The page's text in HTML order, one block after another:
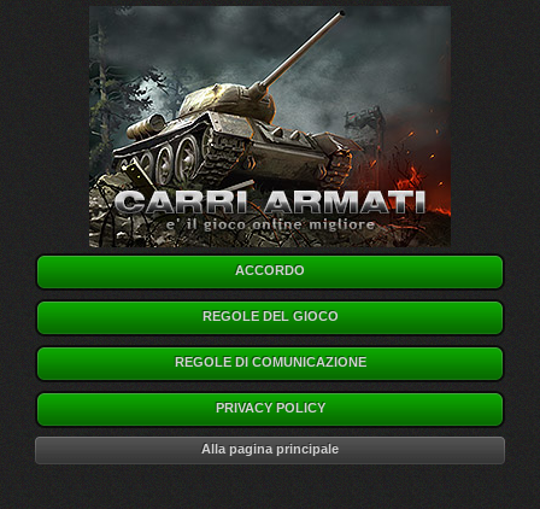
ACCORDO
REGOLE DEL GIOCO
REGOLE DI COMUNICAZIONE
PRIVACY POLICY
Alla pagina principale